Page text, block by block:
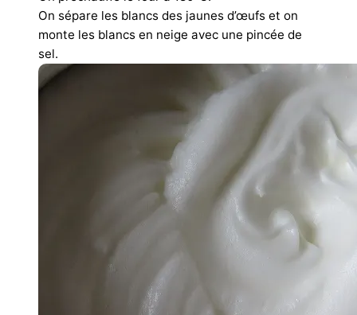
On sépare les blancs des jaunes d’œufs et on
monte les blancs en neige avec une pincée de
sel.